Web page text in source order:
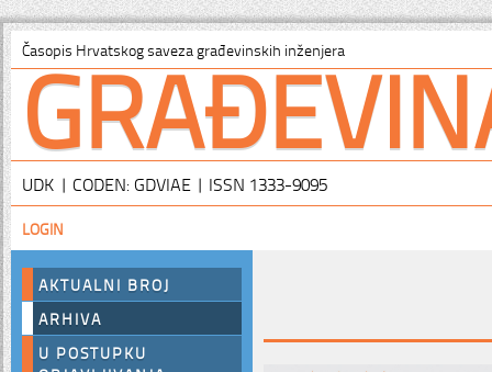
Časopis Hrvatskog saveza građevinskih inženjera
UDK | CODEN: GDVIAE | ISSN 1333-9095
LOGIN
AKTUALNI BROJ
ARHIVA
U POSTUPKU